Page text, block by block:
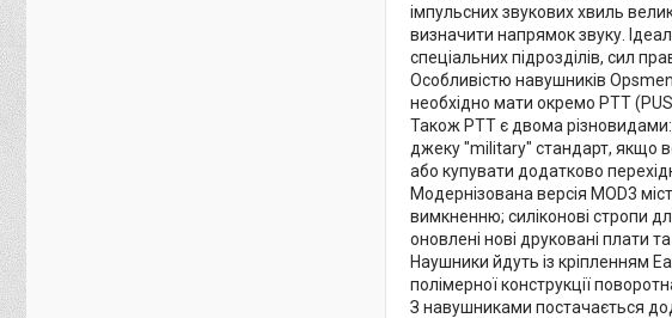
імпульсних звукових хвиль
визначити напрямок звуку.
спеціальних підрозділів, сил
Особливістю навушників
необхідно мати окремо PTT
Також PTT є двома
джеку "military" стандарт, якщо
або купувати додатково
Модернізована версія MOD3
вимкненню; силіконові стропи
оновлені нові друковані плати
Наушники йдуть із кріпленням
полімерної конструкції
З навушниками постачається